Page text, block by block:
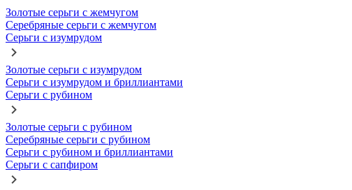
Золотые серьги с жемчугом
Серебряные серьги с жемчугом
Серьги с изумрудом
Золотые серьги с изумрудом
Серьги с изумрудом и бриллиантами
Серьги с рубином
Золотые серьги с рубином
Серебряные серьги с рубином
Серьги с рубином и бриллиантами
Серьги с сапфиром